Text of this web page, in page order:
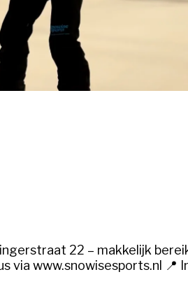
22 – makkelijk
via www.snowisesports.nl 📍